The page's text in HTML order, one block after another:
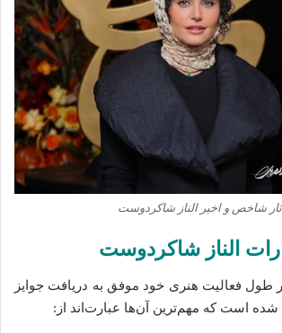
شاخص و اخیر الناز شاکردوست
الناز شاکردوست
طول فعالیت هنری خود موفق به دریافت جوایز
شده است که مهم‌ترین آن‌ها عبارت‌اند از: